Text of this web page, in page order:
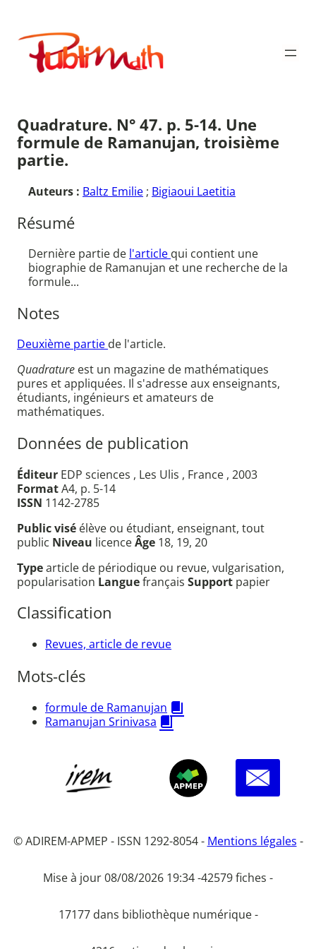
contenu
Publimath
Quadrature. N° 47. p. 5-14. Une
formule de Ramanujan, troisième
partie.
Auteurs : Baltz Emilie ; Bigiaoui Laetitia
Résumé
Dernière partie de l'article qui contient une
biographie de Ramanujan et une recherche de la
formule...
Notes
Deuxième partie de l'article.
Quadrature est un magazine de mathématiques
pures et appliquées. Il s'adresse aux enseignants,
étudiants, ingénieurs et amateurs de
mathématiques.
Données de publication
Éditeur EDP sciences , Les Ulis , France , 2003
FormatA4, p. 5-14
ISSN 1142-2785
Public visé élève ou étudiant, enseignant, tout
public Niveau licenceÂge 18, 19, 20
Typearticle de périodique ou revue, vulgarisation,
popularisation Languefrançais Support papier
Classification
Revues, article de revue
Mots-clés
formule de Ramanujan
Ramanujan Srinivasa
© ADIREM-APMEP - ISSN 1292-8054 - Mentions légales -
Mise à jour 08/08/2026 19:34 -42579 fiches -
17177 dans bibliothèque numérique -